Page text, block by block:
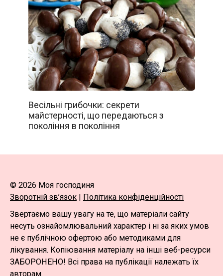
Весільні грибочки: секрети
майстерності, що передаються з
покоління в покоління
© 2026 Моя господиня
Зворотній зв’язок | Політика конфіденційності
Звертаємо вашу увагу на те, що матеріали сайту
несуть ознайомлювальний характер і ні за яких умов
не є публічною офертою або методиками для
лікування. Копіювання матеріалу на інші веб-ресурси
ЗАБОРОНЕНО! Всі права на публікації належать їх
авторам.